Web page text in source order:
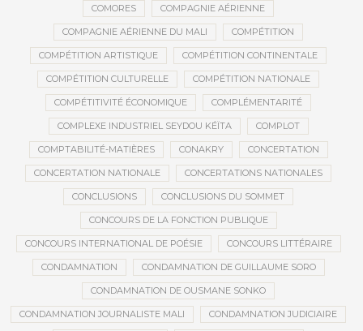
COMORES COMPAGNIE AÉRIENNE
COMPAGNIE AÉRIENNE DU MALI COMPÉTITION
COMPÉTITION ARTISTIQUE COMPÉTITION CONTINENTALE
COMPÉTITION CULTURELLE COMPÉTITION NATIONALE
COMPÉTITIVITÉ ÉCONOMIQUE COMPLÉMENTARITÉ
COMPLEXE INDUSTRIEL SEYDOU KÉÏTA COMPLOT
COMPTABILITÉ-MATIÈRES CONAKRY CONCERTATION
CONCERTATION NATIONALE CONCERTATIONS NATIONALES
CONCLUSIONS CONCLUSIONS DU SOMMET
CONCOURS DE LA FONCTION PUBLIQUE
CONCOURS INTERNATIONAL DE POÉSIE CONCOURS LITTÉRAIRE
CONDAMNATION CONDAMNATION DE GUILLAUME SORO
CONDAMNATION DE OUSMANE SONKO
CONDAMNATION JOURNALISTE MALI CONDAMNATION JUDICIAIRE